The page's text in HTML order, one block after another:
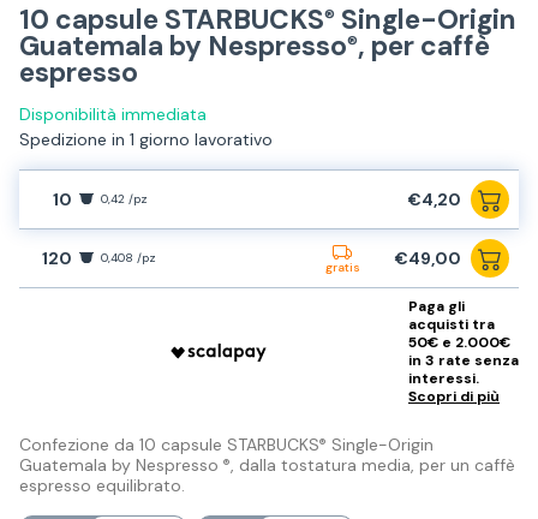
10 capsule STARBUCKS® Single-Origin
Guatemala by Nespresso®, per caffè
espresso
Disponibilità immediata
Spedizione in 1 giorno lavorativo
10 0,42 /pz €4,20
120 0,408 /pz
gratis €49,00
Paga gli
acquisti tra
50€ e 2.000€
in 3 rate senza
interessi.
Scopri di più
Confezione da 10 capsule STARBUCKS® Single-Origin
Guatemala by Nespresso ®, dalla tostatura media, per un caffè
espresso equilibrato.